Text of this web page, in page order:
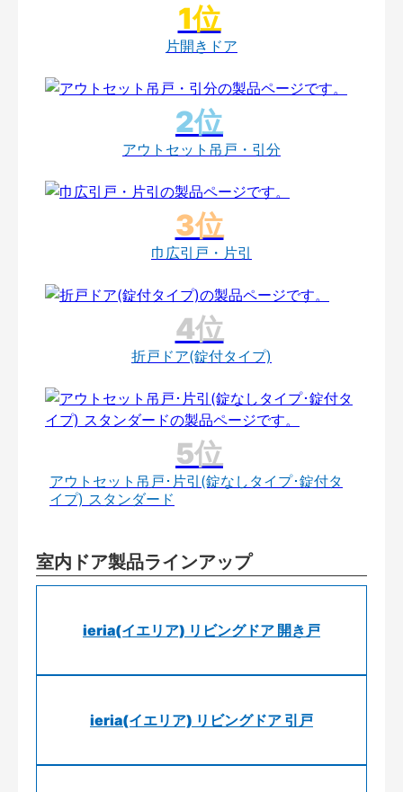
片開きドア
アウトセット吊戸・引分
巾広引戸・片引
折戸ドア(錠付タイプ)
アウトセット吊戸･片引(錠なしタイプ･錠付タ
イプ) スタンダード
室内ドア製品ラインアップ
ieria(イエリア) リビングドア 開き戸
ieria(イエリア) リビングドア 引戸